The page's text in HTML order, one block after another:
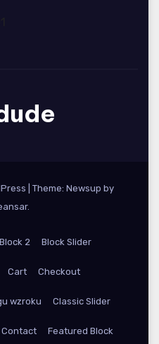
Theme: Newsup by
.
Block 2 Block Slider
Cart Checkout
wzroku Classic Slider
Contact Featured Block